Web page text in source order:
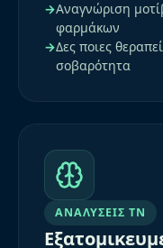
Αναγνώριση
φαρμάκων
Δες ποιες
σοβαρότητα
ΑΝΑΛΎΣΕΙΣ ΤΝ